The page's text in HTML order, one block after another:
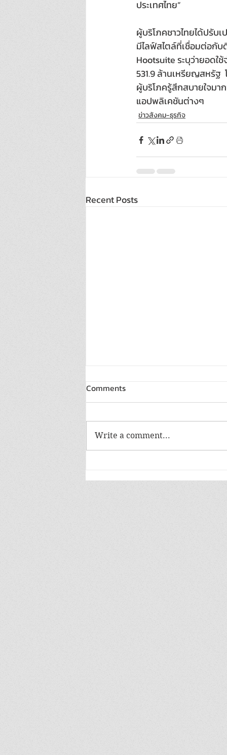
ประเทศไทย”
ผู้บริโภคชาวไทยได้ปรับ
มีไลฟ์สไตล์ที่เชื่อมต่อกับ
Hootsuite ระบุว่ายอดใ
531.9 ล้านเหรียญสหรัฐ
ผู้บริโภครู้สึกสบายใจมา
แอปพลิเคชันต่างๆ
ข่าวสังคม-ธุรกิจ
Recent Posts
เขียว ระดับ 5 สร้างมาตรฐาน
Comments
Write a comment...